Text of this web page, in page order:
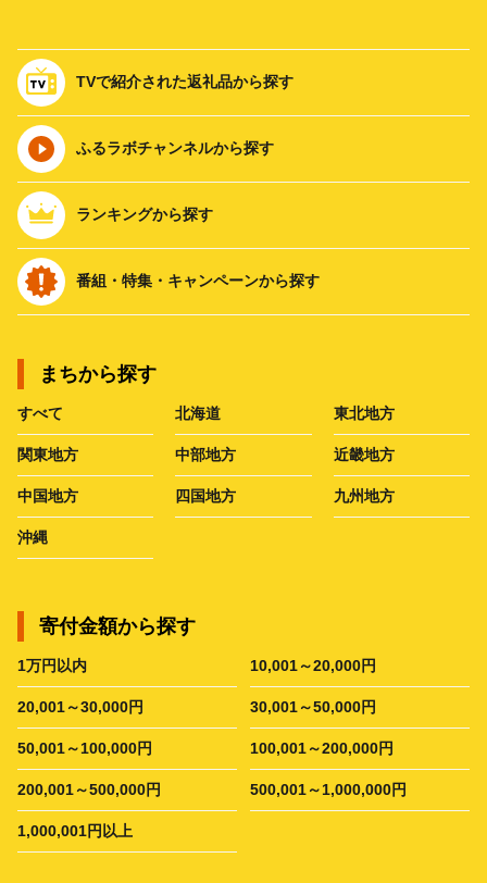
TVで紹介された返礼品から探す
ふるラボチャンネルから探す
ランキングから探す
番組・特集・キャンペーンから探す
まちから探す
すべて 北海道 東北地方
関東地方 中部地方 近畿地方
中国地方 四国地方 九州地方
沖縄
寄付金額から探す
1万円以内 10,001～20,000円
20,001～30,000円 30,001～50,000円
50,001～100,000円 100,001～200,000円
200,001～500,000円 500,001～1,000,000円
1,000,001円以上